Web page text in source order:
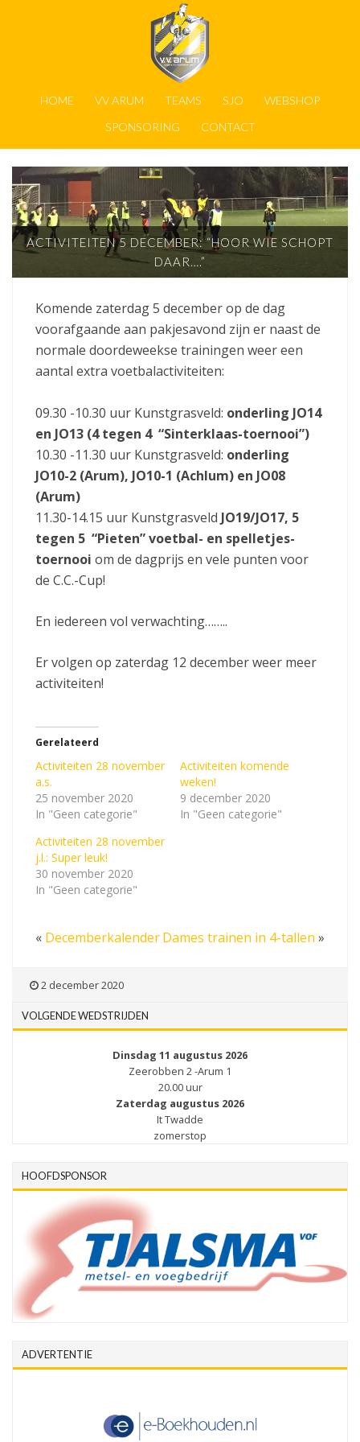
HOME VV ARUM TEAMS SJO
WEBSHOP
SPONSORING
CONTACT
ACTIVITEITEN 5 DECEMBER: “HOOR WIE SCHOPT
DAAR….”
Komende zaterdag 5 december op de dag
voorafgaande aan pakjesavond zijn er naast de
normale doordeweekse trainingen weer een
aantal extra voetbalactiviteiten:
09.30 -10.30 uur Kunstgrasveld: onderling JO14
en JO13 (4 tegen 4 “Sinterklaas-toernooi”)
10.30 -11.30 uur Kunstgrasveld: onderling
JO10-2 (Arum), JO10-1 (Achlum) en JO08
(Arum)
11.30-14.15 uur Kunstgrasveld JO19/JO17, 5
tegen 5 “Pieten” voetbal- en spelletjes-
toernooi om de dagprijs en vele punten voor
de C.C.-Cup!
En iedereen vol verwachting……..
Er volgen op zaterdag 12 december weer meer
activiteiten!
Gerelateerd
Activiteiten 28 november
a.s.
25 november 2020
In "Geen categorie"
Activiteiten komende
weken!
9 december 2020
In "Geen categorie"
Activiteiten 28 november
j.l.: Super leuk!
30 november 2020
In "Geen categorie"
« DecemberkalenderDames trainen in 4-tallen »
2 december 2020
VOLGENDE WEDSTRIJDEN
Dinsdag 11 augustus 2026
Zeerobben 2 -Arum 1
20.00 uur
Zaterdag augustus 2026
It Twadde
zomerstop
HOOFDSPONSOR
ADVERTENTIE